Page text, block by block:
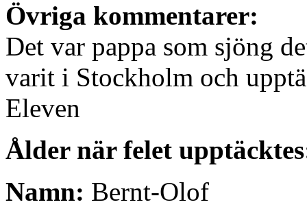
Övriga kommentarer:
Det var pappa som sjöng
varit i Stockholm och
Eleven
Ålder när felet
Namn: Bernt-Olof